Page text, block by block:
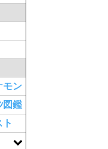
モン
図鑑